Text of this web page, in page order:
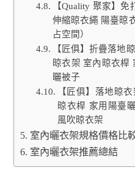
【Quality 聚家】
伸縮晾衣繩 陽臺晾
占空間）
【匠俱】折疊落地
晾衣架 室內晾衣桿
曬被子
【匠俱】落地晾
晾衣桿 家用陽臺
風吹晾衣架
室內曬衣架規格價格比
室內曬衣架推薦總結